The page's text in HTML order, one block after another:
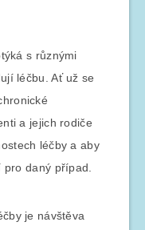
s různými
léčbu. Ať už se
a jejich rodiče
léčby a aby
daný případ.
je návštěva